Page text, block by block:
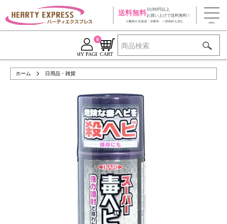
送料無料10,000円以上
お買い上げで送料無料！
※離島や北海道・沖縄等、一部例外も含む
MY PAGE CART
0
ホーム 日用品・雑貨